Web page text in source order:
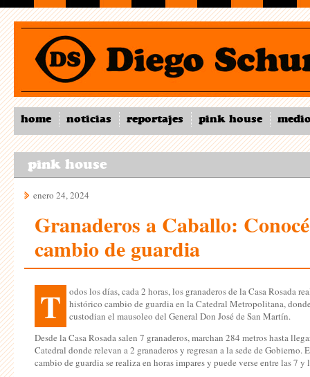
home noticias reportajes pink house
pink house
enero 24, 2024
Granaderos a Caballo:
cambio de guardia
T
odos los días, cada 2 horas, los granaderos de la Casa Rosada
histórico cambio de guardia en la Catedral Metropolitana,
custodian el mausoleo del General Don José de San Martín.
Desde la Casa Rosada salen 7 granaderos, marchan 284 metros hasta
Catedral donde relevan a 2 granaderos y regresan a la sede de Gobierno.
cambio de guardia se realiza en horas impares y puede verse entre las 7 y